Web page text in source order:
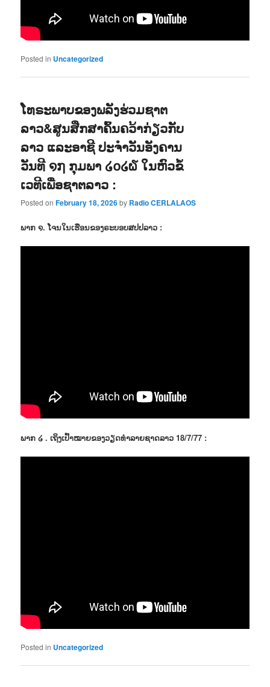
Posted in Uncategorized
ໂທຣະພາບຂອງພລັງຮ່ວມຊາຕ
ລາວ&ສູນສືກສາຄົ້ນຄວ້າກ່ຽວກັບ
ລາວ ແລະອາຊີ ປະຈຳວັນອັງຄານ
ວັນທີ ໑໗ ກຸມພາ ໒໐໒໖ ໃນຫົວຂໍ້
ເວທີເພື່ອຊາຕລາວ :
Posted onFebruary 18, 2026by Radio CERLALAOS
ພາກ ໑. ໂຈນໃນເຮືອນຂອງຣະບອບສປປລາວ :
ພາກ ໒ . ເຖິງເປົ້າໝາຍຂອງວຽດທຳລາຍຊາດລາວ 18/7/77 :
Posted in Uncategorized